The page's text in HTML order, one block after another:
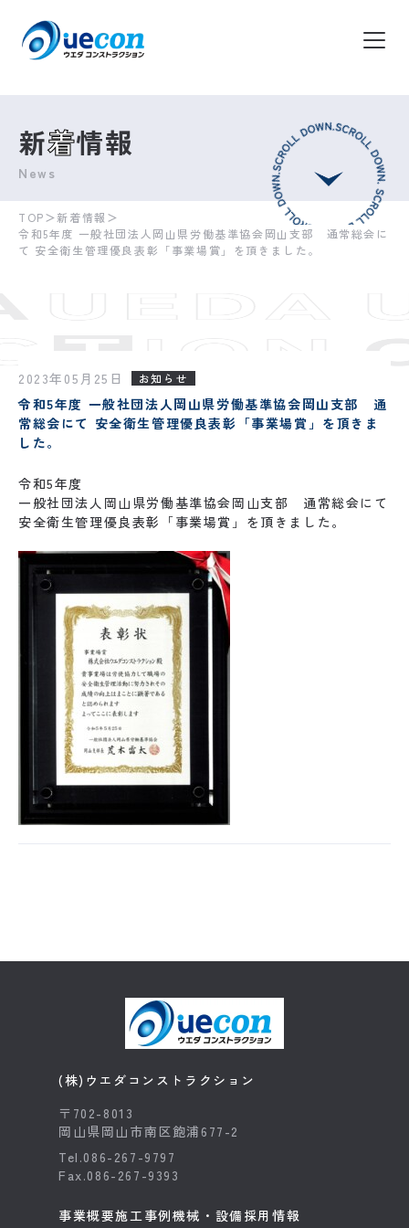
新着情報
News
TOP＞新着情報 ＞
令和5年度 一般社団法人岡山県労働基準協会岡山支部 通常総会に
て 安全衛生管理優良表彰「事業場賞」を頂きました。
2023年05月25日 お知らせ
令和5年度 一般社団法人岡山県労働基準協会岡山支部 通
常総会にて 安全衛生管理優良表彰「事業場賞」を頂きま
した。
令和5年度
一般社団法人岡山県労働基準協会岡山支部 通常総会にて
安全衛生管理優良表彰「事業場賞」を頂きました。
(株)ウエダコンストラクション
〒702-8013
岡山県岡山市南区飽浦677-2
Tel.086-267-9797
Fax.086-267-9393
事業概要施工事例機械・設備採用情報